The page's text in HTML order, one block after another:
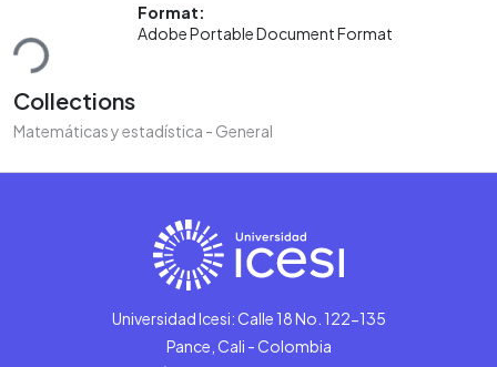
Format:
Adobe Portable Document Format
Collections
Matemáticas y estadística - General
Universidad Icesi: Calle 18 No. 122-135
Pance, Cali - Colombia